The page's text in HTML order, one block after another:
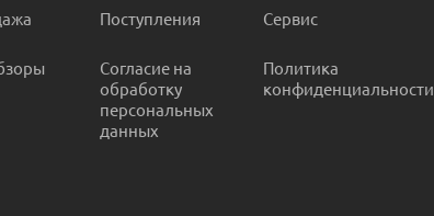
Поступления
Согласие на
обработку
персональных
данных
Сервис
Политика
конфиденциальности